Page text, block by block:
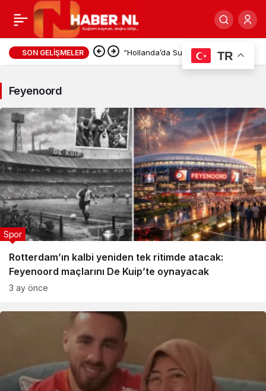
Feyenoord
Haberleri
SON GELIŞMELER “Hollanda’da Su Alarmı: Ren Nehri
Feyenoord
Rotterdam’ın kalbi yeniden tek ritimde atacak:
Feyenoord maçlarını De Kuip’te oynayacak
Spor
3 ay önce
TR